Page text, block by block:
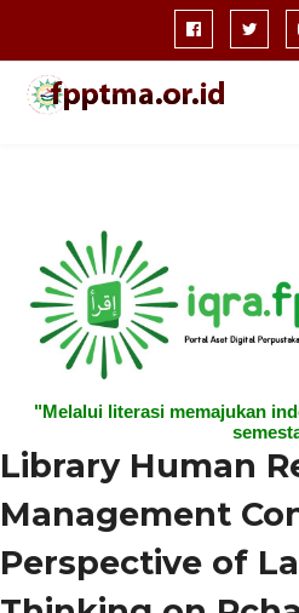
"Melalui literasi memajukan
Library Human
Management
Perspective of